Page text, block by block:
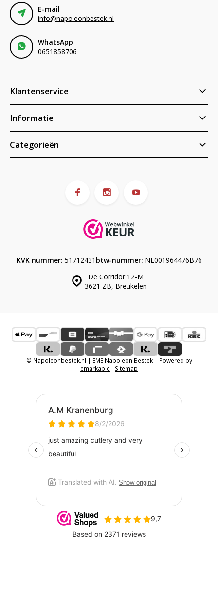
E-mail
info@napoleonbestek.nl
WhatsApp
0651858706
Klantenservice
Informatie
Categorieën
De Corridor 12-M
3621 ZB, Breukelen
KVK nummer: 51712431 btw-nummer: NL001964476B76
© Napoleonbestek.nl | EME Napoleon Bestek | Powered by
emarkable
Sitemap